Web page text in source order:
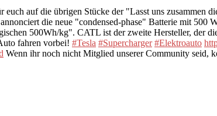
euch auf die übrigen Stücke der "Lasst uns
die neue "condensed-phase" Batterie mit
500Wh/kg". CATL ist der zweite Hersteller, der
fahren vorbei! #Tesla #Supercharger #Elektroauto
Wenn ihr noch nicht Mitglied unserer Community seid,